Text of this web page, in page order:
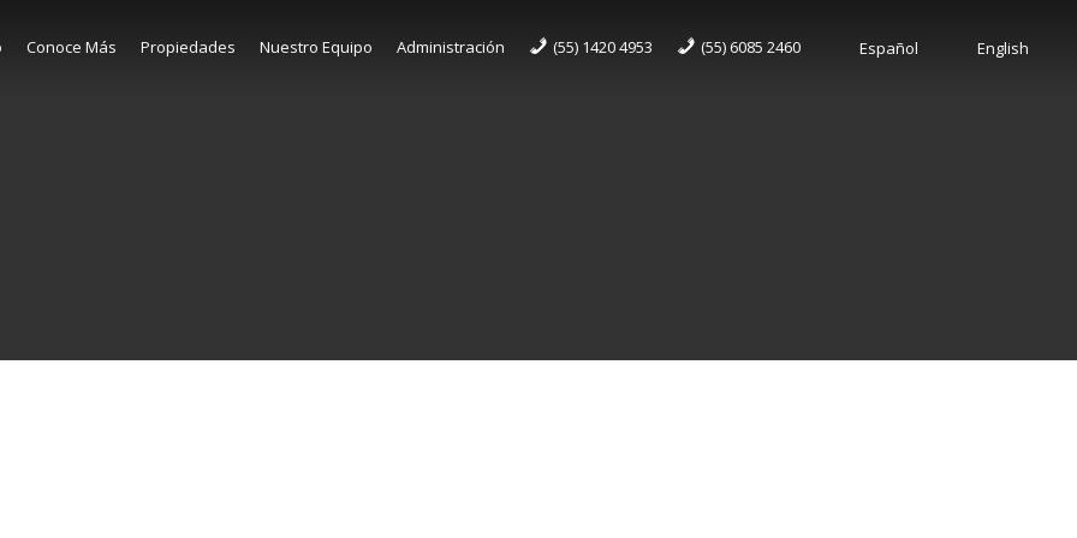
Conoce Más Propiedades Nuestro Equipo Administración (55) 1420 4953 (55) 6085 2460 Español English